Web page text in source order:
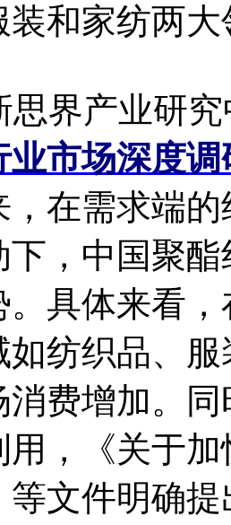
装和家纺两
界产业研究
业市场深度
，在需求端
下，中国聚
。具体来看
如纺织品、
消费增加。
用，《关于
等文件明确